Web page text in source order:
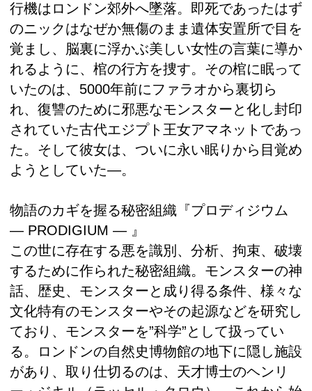
行機はロンドン郊外へ墜落。即死であったはず
のニックはなぜか無傷のまま遺体安置所で目を
覚まし、脳裏に浮かぶ美しい女性の言葉に導か
れるように、棺の行方を捜す。その棺に眠って
いたのは、5000年前にファラオから裏切ら
れ、復讐のために邪悪なモンスターと化し封印
されていた古代エジプト王女アマネットであっ
た。そして彼女は、ついに永い眠りから目覚め
ようとしていた―。
物語のカギを握る秘密組織『プロディジウム
― PRODIGIUM ― 』
この世に存在する悪を識別、分析、拘束、破壊
するために作られた秘密組織。モンスターの神
話、歴史、モンスターと成り得る条件、様々な
文化特有のモンスターやその起源などを研究し
ており、モンスターを”科学”として扱ってい
る。ロンドンの自然史博物館の地下に隠し施設
があり、取り仕切るのは、天才博士のヘンリ